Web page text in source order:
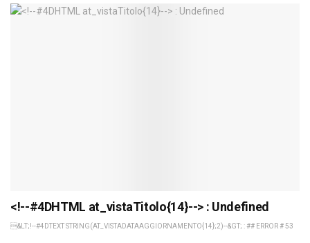
<!--#4DHTML at_vistaTitolo{14}--> : Undefined
&LT;!--#4DTEXT STRING(AT_VISTADATAAGGIORNAMENTO{14};2)--&GT; : ## ERROR # 53